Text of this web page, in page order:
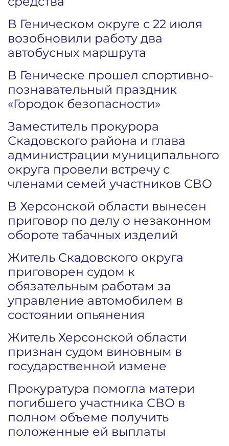
В Геническом округе с 22 июля
возобновили работу два
автобусных маршрута
В Геническе прошел спортивно-
познавательный праздник
«Городок безопасности»
Заместитель прокурора
Скадовского района и глава
администрации муниципального
округа провели встречу с
членами семей участников СВО
В Херсонской области вынесен
приговор по делу о незаконном
обороте табачных изделий
Житель Скадовского округа
приговорен судом к
обязательным работам за
управление автомобилем в
состоянии опьянения
Житель Херсонской области
признан судом виновным в
государственной измене
Прокуратура помогла матери
погибшего участника СВО в
полном объеме получить
положенные ей выплаты